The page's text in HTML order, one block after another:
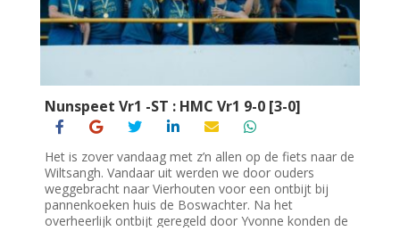
Nunspeet Vr1 -ST : HMC Vr1 9-0 [3-0]
Het is zover vandaag met z’n allen op de fiets naar de
Wiltsangh. Vandaar uit werden we door ouders
weggebracht naar Vierhouten voor een ontbijt bij
pannenkoeken huis de Boswachter. Na het
overheerlijk ontbijt geregeld door Yvonne konden de